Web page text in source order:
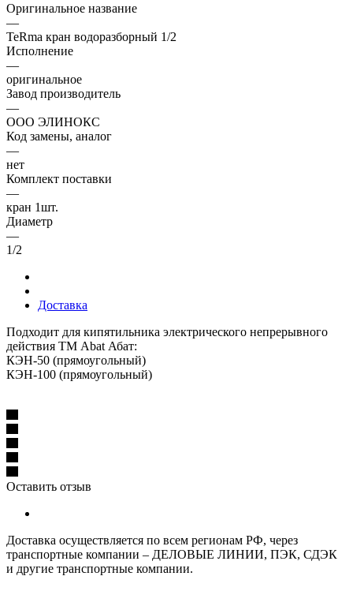
Оригинальное название
—
TeRma кран водоразборный 1/2
Исполнение
—
оригинальное
Завод производитель
—
ООО ЭЛИНОКС
Код замены, аналог
—
нет
Комплект поставки
—
кран 1шт.
Диаметр
—
1/2
Доставка
Подходит для кипятильника электрического непрерывного
действия ТМ Abat Абат:
КЭН-50 (прямоугольный)
КЭН-100 (прямоугольный)
Оставить отзыв
Доставка осуществляется по всем регионам РФ, через
транспортные компании – ДЕЛОВЫЕ ЛИНИИ, ПЭК, СДЭК
и другие транспортные компании.